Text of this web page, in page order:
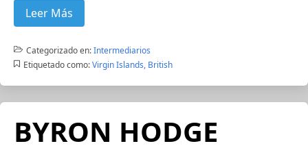
Leer Más
Categorizado en:Intermediarios
Etiquetado como: Virgin Islands, British
BYRON HODGE